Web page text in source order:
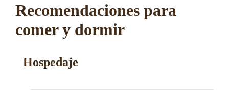
Recomendaciones para
comer y dormir
Hospedaje